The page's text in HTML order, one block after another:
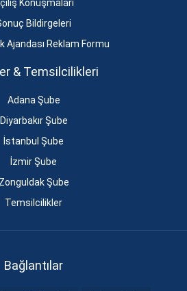
Konuşmaları
Bildirgeleri
Ajandası Reklam Formu
& Temsilcilikleri
Adana Şube
Diyarbakır Şube
İstanbul Şube
İzmir Şube
Zonguldak Şube
Temsilcilikler
Bağlantılar